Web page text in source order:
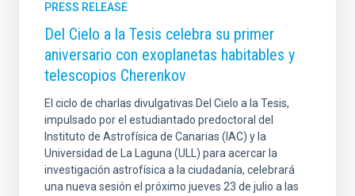
PRESS RELEASE
Del Cielo a la Tesis celebra su primer
aniversario con exoplanetas habitables y
telescopios Cherenkov
El ciclo de charlas divulgativas Del Cielo a la Tesis,
impulsado por el estudiantado predoctoral del
Instituto de Astrofísica de Canarias (IAC) y la
Universidad de La Laguna (ULL) para acercar la
investigación astrofísica a la ciudadanía, celebrará
una nueva sesión el próximo jueves 23 de julio a las